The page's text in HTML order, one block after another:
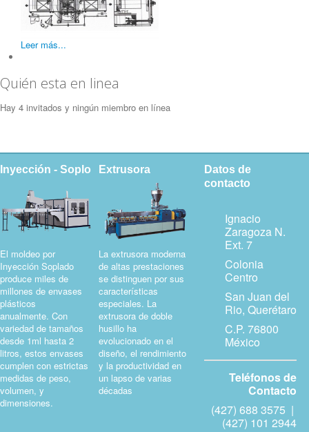
Leer más...
Quién esta en linea
Hay 4 invitados y ningún miembro en línea
Inyección - Soplo
El moldeo por
Inyección Soplado
produce miles de
millones de envases
plásticos
anualmente. Con
variedad de tamaños
desde 1ml hasta 2
litros, estos envases
cumplen con estrictas
medidas de peso,
volumen, y
dimensiones.
Extrusora
La extrusora moderna
de altas prestaciones
se distinguen por sus
características
especiales. La
extrusora de doble
husillo ha
evolucionado en el
diseño, el rendimiento
y la productividad en
un lapso de varias
décadas
Datos de
contacto
Ignacio
Zaragoza N.
Ext. 7
Colonia
Centro
San Juan del
Rio, Querétaro
C.P. 76800
México
Teléfonos de
Contacto
(427) 688 3575 |
(427) 101 2944